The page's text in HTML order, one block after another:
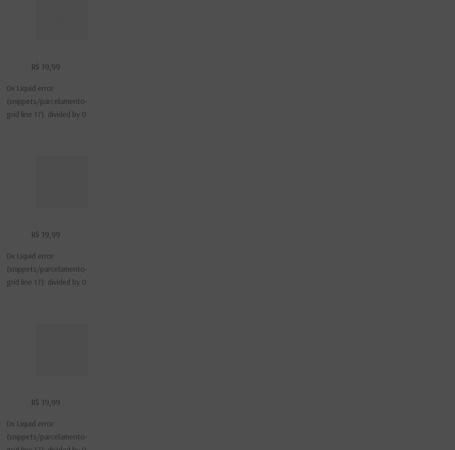
De
Do
Produto
R$ 19,99
0x Liquid error
(snippets/parcelamento-
grid line 17): divided by 0
De
Do
Produto
R$ 19,99
0x Liquid error
(snippets/parcelamento-
grid line 17): divided by 0
De
Do
Produto
R$ 19,99
0x Liquid error
(snippets/parcelamento-